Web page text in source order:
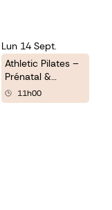
Lun 14 Sept.
Athletic Pilates –
Prénatal &
Postnatal
11h00